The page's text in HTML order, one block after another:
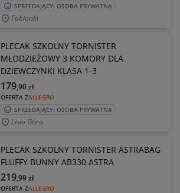
SPRZEDAJĄCY: OSOBA PRYWATNA
Fabianki
PLECAK SZKOLNY TORNISTER
MŁODZIEŻOWY 3 KOMORY DLA
DZIEWCZYNKI KLASA 1-3
OFERTA ZALLEGRO
179,90zł
SPRZEDAJĄCY: OSOBA PRYWATNA
Lisia Góra
PLECAK SZKOLNY TORNISTER ASTRABAG
FLUFFY BUNNY AB330 ASTRA
OFERTA ZALLEGRO
219,99zł